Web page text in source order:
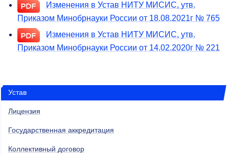
Изменения в Устав НИТУ МИСИС, утв.
Приказом Минобрнауки России от 18.08.2021г № 765
Изменения в Устав НИТУ МИСИС, утв.
Приказом Минобрнауки России от 14.02.2020г № 221
Устав
Лицензия
Государственная аккредитация
Коллективный договор